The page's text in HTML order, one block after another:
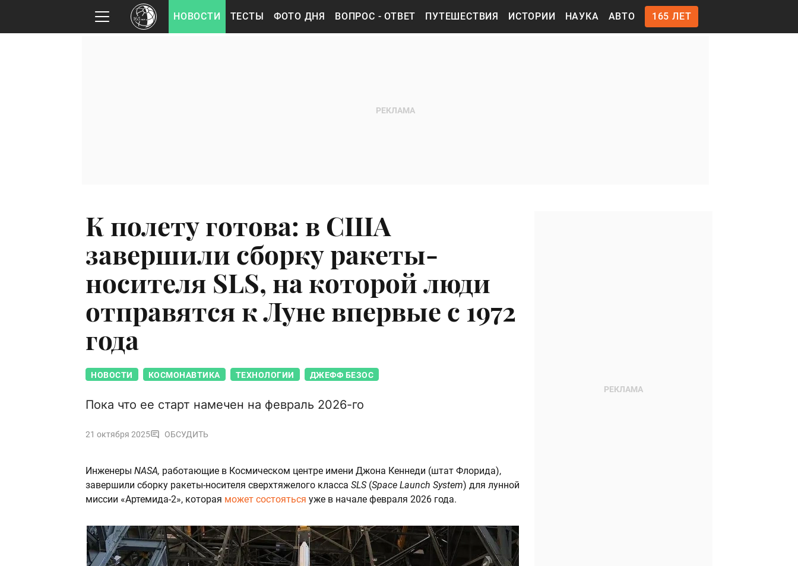
НОВОСТИ ТЕСТЫ ФОТО ДНЯ ВОПРОС - ОТВЕТ ПУТЕШЕСТВИЯ ИСТОРИИ НАУКА АВТО 165 ЛЕТ
К полету готова: в США
завершили сборку ракеты-
носителя SLS, на которой люди
отправятся к Луне впервые с 1972
года
НОВОСТИ КОСМОНАВТИКА ТЕХНОЛОГИИ ДЖЕФФ БЕЗОС
Пока что ее старт намечен на февраль 2026-го
21 октября 2025 ОБСУДИТЬ
Инженеры NASA, работающие в Космическом центре имени Джона Кеннеди (штат Флорида),
завершили сборку ракеты-носителя сверхтяжелого класса SLS (Space Launch System) для лунной
миссии «Артемида-2», которая может состояться уже в начале февраля 2026 года.